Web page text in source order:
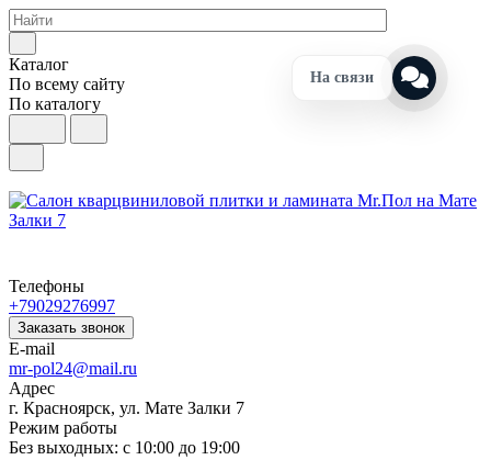
Каталог
По всему сайту
По каталогу
Телефоны
+79029276997
Заказать звонок
E-mail
mr-pol24@mail.ru
Адрес
г. Красноярск, ул. Мате Залки 7
Режим работы
Без выходных: с 10:00 до 19:00
На связи